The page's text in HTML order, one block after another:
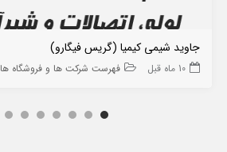
جاوید شیمی کیمیا (گریس فیگارو)
10 ماه قبل فهرست شرکت ها و فروشگاه ها